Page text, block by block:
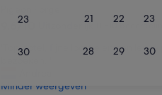
23
30
21 22 23
28 29 30
beoordelingen)
9,6/10 Uitzonderlijk (1.810
p
'Top hotel, fijne locatie en een leuke
Minder weergeven